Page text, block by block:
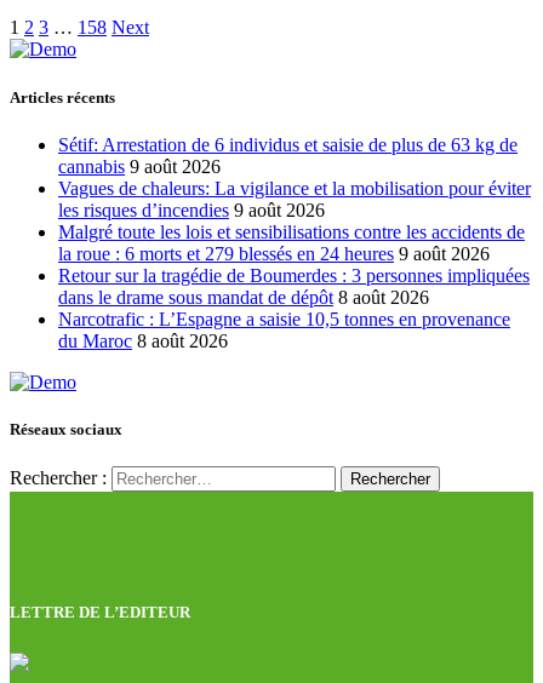
1 2 3 … 158 Next
Articles récents
Sétif: Arrestation de 6 individus et saisie de plus de 63 kg de
cannabis 9 août 2026
Vagues de chaleurs: La vigilance et la mobilisation pour éviter
les risques d’incendies 9 août 2026
Malgré toute les lois et sensibilisations contre les accidents de
la roue : 6 morts et 279 blessés en 24 heures 9 août 2026
Retour sur la tragédie de Boumerdes : 3 personnes impliquées
dans le drame sous mandat de dépôt 8 août 2026
Narcotrafic : L’Espagne a saisie 10,5 tonnes en provenance
du Maroc 8 août 2026
Réseaux sociaux
Rechercher :
LETTRE DE L’EDITEUR